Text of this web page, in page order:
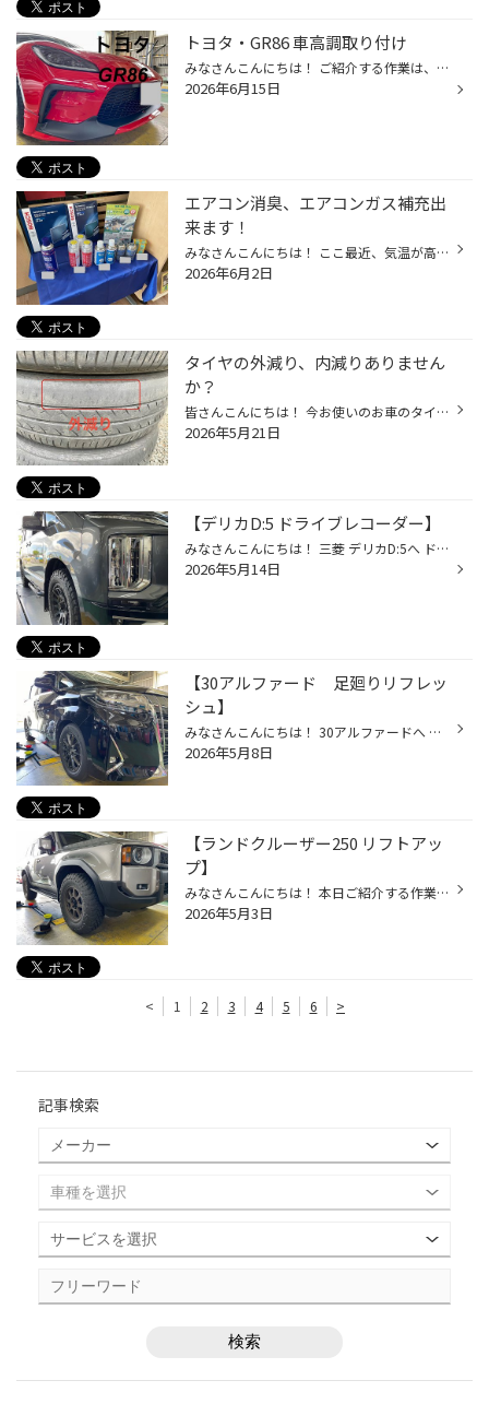
トヨタ・GR86 車高調取り付け
みなさんこんにちは！ ご紹介する作業は、 トヨタ・GR86へ テイン フレックスZの 取り付け、アライメント作業になります！ 納車された日にご来店いただきました！ 赤いボディ格好良いです！ 装着前 フロント リア 装着後 フロント 車高調に付属の調整式スタビリンクも取り付け！ ピロアッパー付きで...
2026年6月15日
エアコン消臭、エアコンガス補充出
来ます！
みなさんこんにちは！ ここ最近、気温が高くなり お車のエアコンを 使う時期になりましたね！ エアコンつけた時の吹き出し口からの臭い 気になりませんか？？ 当店で、お車のエバポレーター洗浄や エアコンの除菌、消臭出来ます！ エアコンガスの点検、ガス補充も出来ます！ 当店での、エアコンガス...
2026年6月2日
タイヤの外減り、内減りありません
か？
皆さんこんにちは！ 今お使いのお車のタイヤの溝、 綺麗に減っていますか？？ こちらのタイヤは外側が極端に減っております。 アライメントのズレが原因かもしれません。 これではタイヤの寿命が短くなりますよね。 タイヤがバーストしてしまう 危険性もあり タイヤを4本新品交換させていただきまし...
2026年5月21日
【デリカD:5 ドライブレコーダー】
みなさんこんにちは！ 三菱 デリカD:5へ ドライブレコーダーを取り付けいたしました！ コムテック ZDR027 前後2カメラタイプ 取り付け後 ドライブレコーダー 取り付けていないお客様、 前後2カメラタイプ、おすすめです。 お問い合わせお待ちしております！
2026年5月14日
【30アルファード 足廻りリフレッ
シュ】
みなさんこんにちは！ 30アルファードへ テイン RX1 DIXCEL フロント PDローター ブレーキパッドEC 取り付けいたしました！ 足廻りの純正部品も交換です！ 乗り心地の良い、RX1装着です！ 足廻りリフレッシュ始めます！ 足廻りの純正部品も一緒に交換です！ 取り付け後 10万キロオーバーのお車！ 足...
2026年5月8日
【ランドクルーザー250 リフトアッ
プ】
みなさんこんにちは！ 本日ご紹介する作業は、今人気の！！ ランドクルーザー250 リフトアップです！！ 取り付けた商品は ジャオス バトルズVFCA ジャオス リアラテラルロッド 取り付け前 取り付け後 良い感じに上がりました！ 取り付け後のアライメント！ オーナー様、ご購入いただきありがとうご...
2026年5月3日
< 1 2 3 4 5 6 >
記事検索